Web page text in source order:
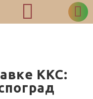
ККС: